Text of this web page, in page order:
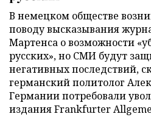
В немецком обществе
поводу высказывания
Мартенса о возможности
русских», но СМИ будут
негативных последствий,
германский политолог
Германии потребовали
издания Frankfurter